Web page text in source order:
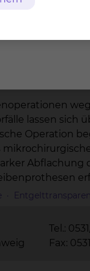
lassen sich
Operation
Abflachung
Tel.:
Fax: